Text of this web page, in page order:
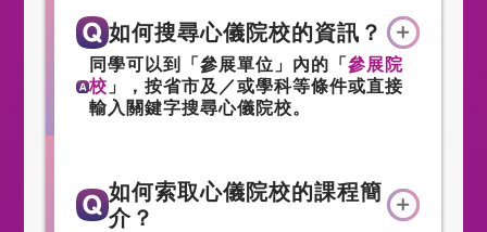
如何搜尋心儀院校的資訊？
同學可以到「參展單位」內的「參展院
校 」，按省市及／或學科等條件或直接
輸入關鍵字搜尋心儀院校。
如何索取心儀院校的課程簡
介？